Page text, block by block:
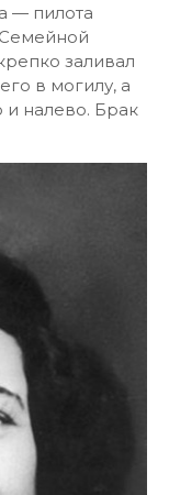
— пилота
заливал
в могилу, а
налево. Брак